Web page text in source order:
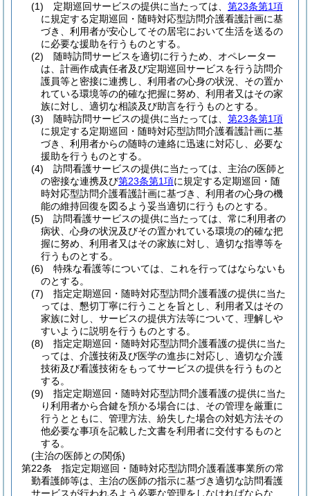
(1)
定期巡回サービスの提供に当たっては、 第23条第1項
に規定する定期巡回・随時対応型訪問介護看護計画に基
づき、利用者が安心してその居宅において生活を送るの
に必要な援助を行うものとする。
(2)
随時訪問サービスを適切に行うため、オペレーター
は、計画作成責任者及び定期巡回サービスを行う訪問介
護員等と密接に連携し、利用者の心身の状況、その置か
れている環境等の的確な把握に努め、利用者又はその家
族に対し、適切な相談及び助言を行うものとする。
(3)
随時訪問サービスの提供に当たっては、 第23条第1項
に規定する定期巡回・随時対応型訪問介護看護計画に基
づき、利用者からの随時の連絡に迅速に対応し、必要な
援助を行うものとする。
(4)
訪問看護サービスの提供に当たっては、主治の医師と
の密接な連携及び第23条第1項に規定する定期巡回・随
時対応型訪問介護看護計画に基づき、利用者の心身の機
能の維持回復を図るよう妥当適切に行うものとする。
(5)
訪問看護サービスの提供に当たっては、常に利用者の
病状、心身の状況及びその置かれている環境の的確な把
握に努め、利用者又はその家族に対し、適切な指導等を
行うものとする。
(6)
特殊な看護等については、これを行ってはならないも
のとする。
(7)
指定定期巡回・随時対応型訪問介護看護の提供に当た
っては、懇切丁寧に行うことを旨とし、利用者又はその
家族に対し、サービスの提供方法等について、理解しや
すいように説明を行うものとする。
(8)
指定定期巡回・随時対応型訪問介護看護の提供に当た
っては、介護技術及び医学の進歩に対応し、適切な介護
技術及び看護技術をもってサービスの提供を行うものと
する。
(9)
指定定期巡回・随時対応型訪問介護看護の提供に当た
り利用者から合鍵を預かる場合には、その管理を厳重に
行うとともに、管理方法、紛失した場合の対処方法その
他必要な事項を記載した文書を利用者に交付するものと
する。
(主治の医師との関係)
第22条
指定定期巡回・随時対応型訪問介護看護事業所の常
勤看護師等は、主治の医師の指示に基づき適切な訪問看護
サービスが行われるよう必要な管理をしなければならな